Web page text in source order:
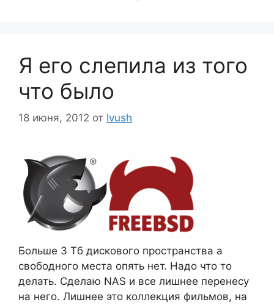
Я его слепила из того
что было
18 июня, 2012 от Ivush
Больше 3 Тб дискового пространства а
свободного места опять нет. Надо что то
делать. Сделаю NAS и все лишнее перенесу
на него. Лишнее это коллекция фильмов, на